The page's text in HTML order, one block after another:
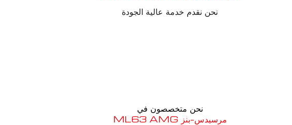
نحن نقدم خدمة عالية الجودة
نحن متخصصون في
مرسيدس-بنز ML63 AMG